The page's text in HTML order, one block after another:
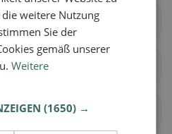
Menzingen
Oberägeri
Steinhausen
weitere Nutzung
Sie der
gemäß unserer
Weitere
(1650) →